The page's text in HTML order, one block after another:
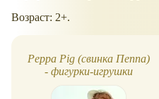
Возраст: 2+.
Peppa Pig (свинка Пеппа)
- фигурки-игрушки